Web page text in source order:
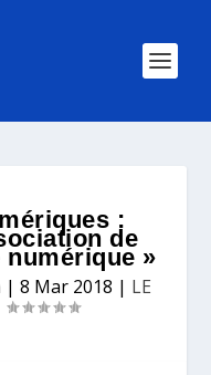
:
de
numérique »
| 8 Mar 2018 | LE